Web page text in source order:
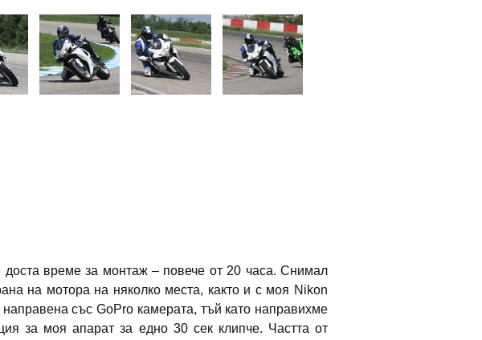
време за монтаж – повече от 20 часа. Снимал
на мотора на няколко места, както и с моя Nikon
направена със GoPro камерата, тъй като направихме
за моя апарат за едно 30 сек клипче. Частта от